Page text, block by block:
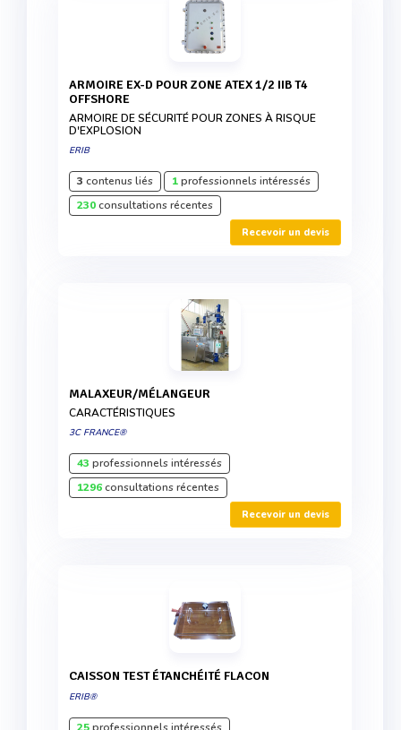
ARMOIRE EX-D POUR ZONE ATEX 1/2 IIB T4
OFFSHORE
ARMOIRE DE SÉCURITÉ POUR ZONES À RISQUE
D'EXPLOSION
ERIB
3 contenus liés 1professionnels intéressés
230consultations récentes
Recevoir un devis
MALAXEUR/MÉLANGEUR
CARACTÉRISTIQUES
3C FRANCE®
43 professionnels intéressés
1296consultations récentes
Recevoir un devis
CAISSON TEST ÉTANCHÉITÉ FLACON
ERIB®